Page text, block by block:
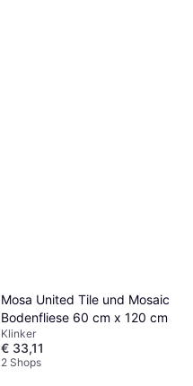
Mosa United Tile und Mosaic
Bodenfliese 60 cm x 120 cm
Klinker
€ 33,11
2 Shops